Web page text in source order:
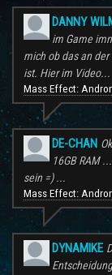
DANNY
im Game
mich ob das an
ist. Hier im Video...
Mass Effect:
DE-CHAN
16GB RAM
sein =) ...
Mass Effect:
DYNAMIKE